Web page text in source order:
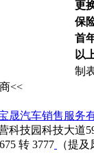
更
保
首
以
制
<<
晟汽车销售服务
科技园科技大道
转 3777
（提